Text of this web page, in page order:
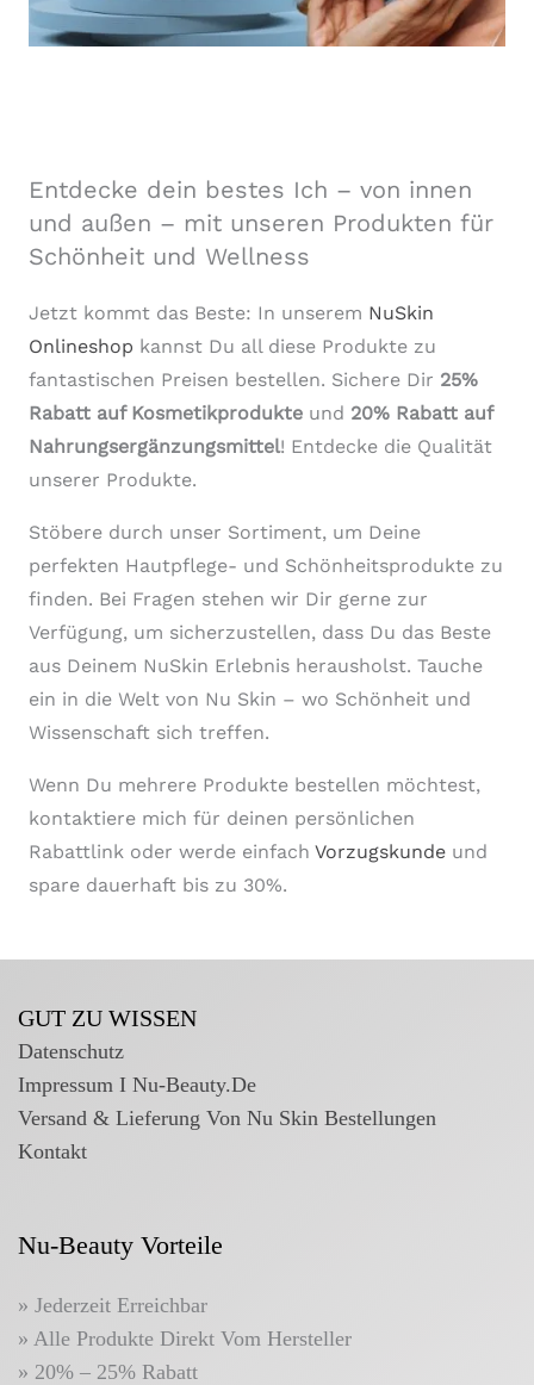
Entdecke dein bestes Ich – von innen
und außen – mit unseren Produkten für
Schönheit und Wellness
Jetzt kommt das Beste: In unserem NuSkin
Onlineshop kannst Du all diese Produkte zu
fantastischen Preisen bestellen. Sichere Dir 25%
Rabatt auf Kosmetikprodukte und 20% Rabatt auf
Nahrungsergänzungsmittel! Entdecke die Qualität
unserer Produkte.
Stöbere durch unser Sortiment, um Deine
perfekten Hautpflege- und Schönheitsprodukte zu
finden. Bei Fragen stehen wir Dir gerne zur
Verfügung, um sicherzustellen, dass Du das Beste
aus Deinem NuSkin Erlebnis herausholst. Tauche
ein in die Welt von Nu Skin – wo Schönheit und
Wissenschaft sich treffen.
Wenn Du mehrere Produkte bestellen möchtest,
kontaktiere mich für deinen persönlichen
Rabattlink oder werde einfach Vorzugskunde und
spare dauerhaft bis zu 30%.
GUT ZU WISSEN
Datenschutz
Impressum I Nu-Beauty.de
Versand & Lieferung Von Nu Skin Bestellungen
Kontakt
Nu-Beauty Vorteile
» Jederzeit Erreichbar
» Alle Produkte Direkt Vom Hersteller
» 20% – 25% Rabatt